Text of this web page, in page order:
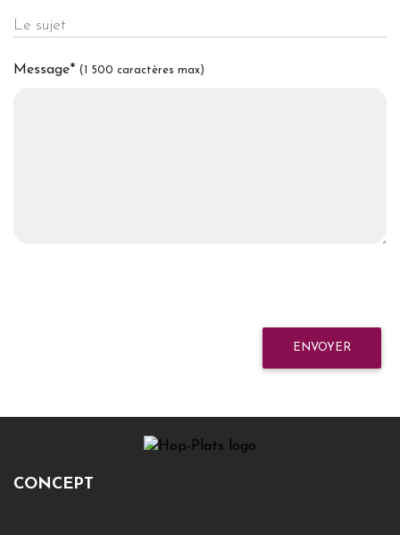
Le sujet
Message* (1 500 caractères max)
ENVOYER
CONCEPT